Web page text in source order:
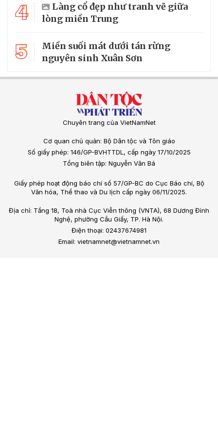
4
Làng cổ đẹp như tranh vẽ giữa
lòng miền Trung
5
Miền suối mát dưới tán rừng
nguyên sinh Xuân Sơn
Chuyên trang của VietNamNet
Cơ quan chủ quản: Bộ Dân tộc và Tôn giáo
Số giấy phép: 146/GP-BVHTTDL, cấp ngày 17/10/2025
Tổng biên tập: Nguyễn Văn Bá
Giấy phép hoạt động báo chí số 57/GP-BC do Cục Báo chí, Bộ
Văn hóa, Thể thao và Du lịch cấp ngày 06/11/2025.
Địa chỉ: Tầng 18, Toà nhà Cục Viễn thông (VNTA), 68 Dương Đình
Nghệ, phường Cầu Giấy, TP. Hà Nội.
Điện thoại: 02437674981
Email: vietnamnet@vietnamnet.vn